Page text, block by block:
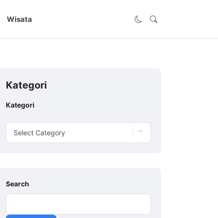
Wisata
Kategori
Kategori
Search